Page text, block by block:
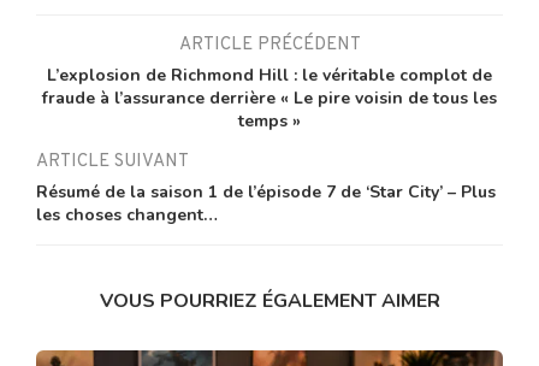
ARTICLE PRÉCÉDENT
L’explosion de Richmond Hill : le véritable complot de
fraude à l’assurance derrière « Le pire voisin de tous les
temps »
ARTICLE SUIVANT
Résumé de la saison 1 de l’épisode 7 de ‘Star City’ – Plus
les choses changent…
VOUS POURRIEZ ÉGALEMENT AIMER